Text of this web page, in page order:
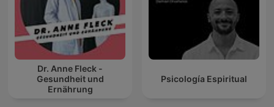
Dr. Anne Fleck -
Gesundheit und
Ernährung
Psicología Espiritual